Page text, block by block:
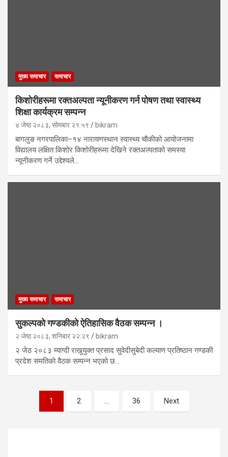
मुख्य समाचार समाचार
किशोरीहरूमा रक्तअल्पता न्यूनीकरण गर्न पोषण तथा स्वास्थ्य
शिक्षा कार्यक्रम सम्पन्न
४ जेष्ठ २०८३, सोमबार २१:५९ bikram
बागलुङ नगरपालिका–१४ नारायणस्थान स्वास्थ्य चौकीको आयोजनामा
विद्यालय लक्षित किशोर किशोरीहरूमा देखिने रक्तअल्पताको समस्या
न्यूनीकरण गर्ने उद्देश्यले…
मुख्य समाचार समाचार
सुकल्पकाे गण्डकीकाे ऐतिहासिक वैठक सम्पन्न ।
२ जेष्ठ २०८३, शनिबार २२:२९ bikram
२ जेठ २०८३ म्याग्दी राखुयुक्त प्रसाद सुवेदीसुबेदी कल्याण प्रतिष्ठान गण्डकी
प्रदेश समतिकाे वैठक सम्पन्न भएकाे छ…
navigation
1 2 … 36 Next